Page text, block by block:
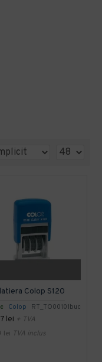
Colop RT_TO00101buc
Colop S120
lei + TVA
lei TVA inclus